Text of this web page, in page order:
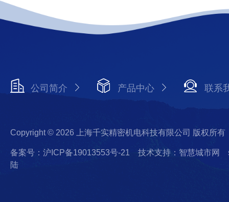
公司简介 产品中心 联系
Copyright © 2026 上海千实精密机电科技有限公司 版权所有
备案号：沪ICP备19013553号-21 技术支持：智慧城市网
陆